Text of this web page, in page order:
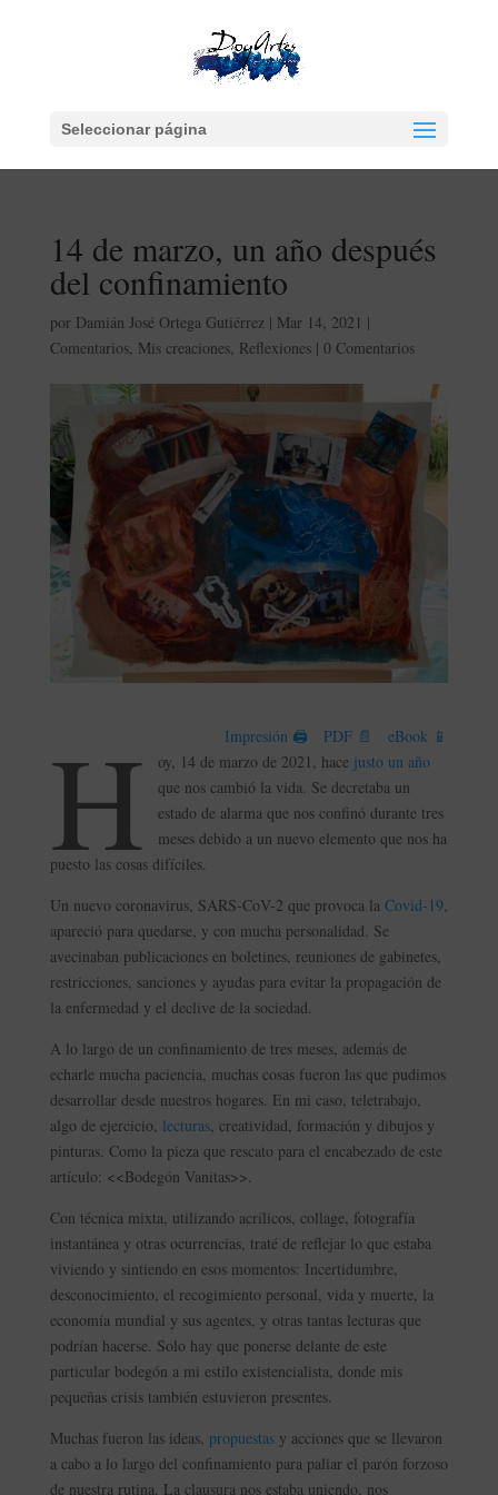
Seleccionar página
14 de marzo, un año después
del confinamiento
por Damián José Ortega Gutiérrez| Mar 14, 2021 |
Comentarios, Mis creaciones, Reflexiones| 0 Comentarios
Impresión 🖨 PDF 📄 eBook 📱
H oy, 14 de marzo de 2021, hace justo un año
que nos cambió la vida. Se decretaba un
estado de alarma que nos confinó durante tres
meses debido a un nuevo elemento que nos ha
puesto las cosas difíciles.
Un nuevo coronavirus, SARS-CoV-2 que provoca la Covid-19,
apareció para quedarse, y con mucha personalidad. Se
avecinaban publicaciones en boletines, reuniones de gabinetes,
restricciones, sanciones y ayudas para evitar la propagación de
la enfermedad y el declive de la sociedad.
A lo largo de un confinamiento de tres meses, además de
echarle mucha paciencia, muchas cosas fueron las que pudimos
desarrollar desde nuestros hogares. En mi caso, teletrabajo,
algo de ejercicio, lecturas, creatividad, formación y dibujos y
pinturas. Como la pieza que rescato para el encabezado de este
artículo: <<Bodegón Vanitas>>.
Con técnica mixta, utilizando acrílicos, collage, fotografía
instantánea y otras ocurrencias, traté de reflejar lo que estaba
viviendo y sintiendo en esos momentos: Incertidumbre,
desconocimiento, el recogimiento personal, vida y muerte, la
economía mundial y sus agentes, y otras tantas lecturas que
podrían hacerse. Solo hay que ponerse delante de este
particular bodegón a mi estilo existencialista, donde mis
pequeñas crisis también estuvieron presentes.
Muchas fueron las ideas, propuestasy acciones que se llevaron
a cabo a lo largo del confinamiento para paliar el parón forzoso
de nuestra rutina. La clausura nos estaba uniendo, nos